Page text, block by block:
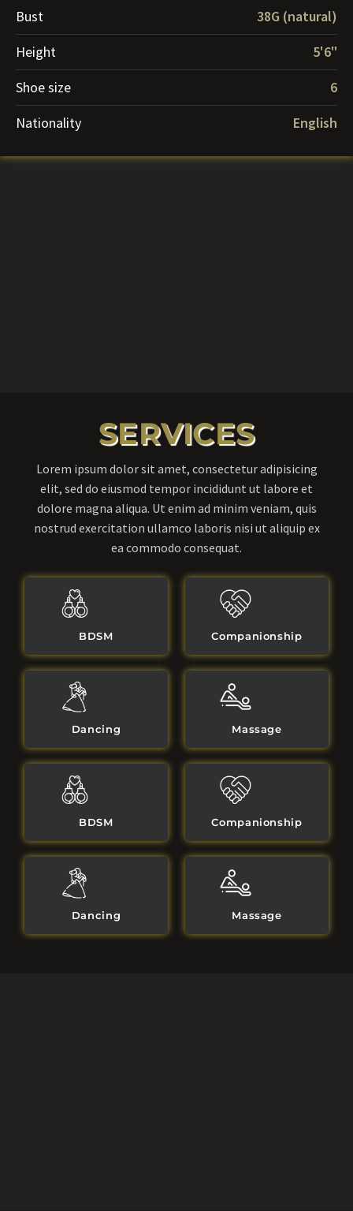
Bust
38G (natural)
Height
5'6"
Shoe size
6
Nationality
English
SERVICES
Lorem ipsum dolor sit amet, consectetur adipisicing
elit, sed do eiusmod tempor incididunt ut labore et
dolore magna aliqua. Ut enim ad minim veniam, quis
nostrud exercitation ullamco laboris nisi ut aliquip ex
ea commodo consequat.
BDSM Companionship
Dancing Massage
BDSM Companionship
Dancing Massage